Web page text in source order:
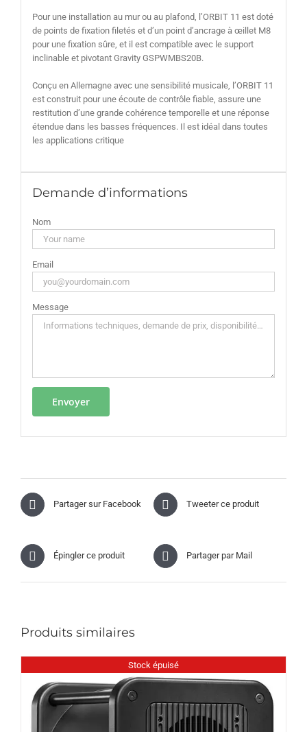
Pour une installation au mur ou au plafond, l’ORBIT 11 est doté
de points de fixation filetés et d’un point d’ancrage à œillet M8
pour une fixation sûre, et il est compatible avec le support
inclinable et pivotant Gravity GSPWMBS20B.
Conçu en Allemagne avec une sensibilité musicale, l’ORBIT 11
est construit pour une écoute de contrôle fiable, assure une
restitution d’une grande cohérence temporelle et une réponse
étendue dans les basses fréquences. Il est idéal dans toutes
les applications critique
Demande d’informations
Nom
Email
Message
Partager sur Facebook Tweeter ce produit
Épingler ce produit Partager par Mail
Produits similaires
Stock épuisé